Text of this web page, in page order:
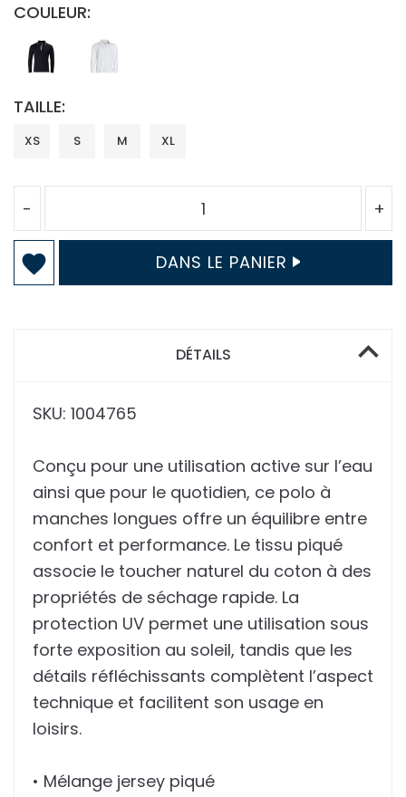
COULEUR
TAILLE
XS S M XL
- +
DANS LE PANIER
DÉTAILS
SKU: 1004765
Conçu pour une utilisation active sur l’eau
ainsi que pour le quotidien, ce polo à
manches longues offre un équilibre entre
confort et performance. Le tissu piqué
associe le toucher naturel du coton à des
propriétés de séchage rapide. La
protection UV permet une utilisation sous
forte exposition au soleil, tandis que les
détails réfléchissants complètent l’aspect
technique et facilitent son usage en
loisirs.
• Mélange jersey piqué